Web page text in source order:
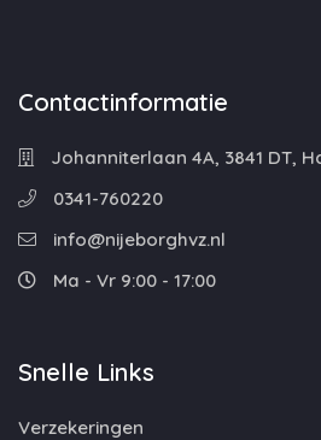
Contactinformatie
Johanniterlaan 4A, 3841 DT,
0341-760220
info@nijeborghvz.nl
Ma - Vr 9:00 - 17:00
Snelle Links
Verzekeringen